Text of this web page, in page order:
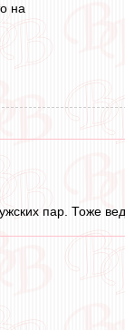
на
пар. Тоже